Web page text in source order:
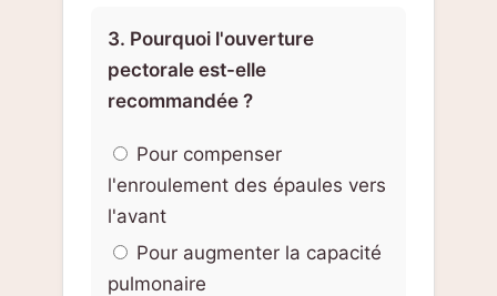
3. Pourquoi l'ouverture
pectorale est-elle
recommandée ?
Pour compenser
l'enroulement des épaules vers
l'avant
Pour augmenter la capacité
pulmonaire